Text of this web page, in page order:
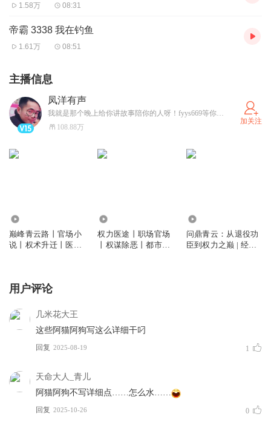
1.58万 08:31
帝霸 3338 我在钓鱼
1.61万 08:51
主播信息
凤洋有声
我就是那个晚上给你讲故事陪你的人呀！fyys669等你来摧更！
108.88万
加关注
巅峰青云路丨官场小
说丨权术升迁丨医官
权力医途丨职场官场
丨权谋除恶丨都市爽
问鼎青云：从退役功
臣到权力之巅 | 经典
用户评论
几米花大王
这些阿猫阿狗写这么详细干叼
回复 2025-08-19 1
天命大人_青儿
阿猫阿狗不写详细点……怎么水……
回复 2025-10-26 0